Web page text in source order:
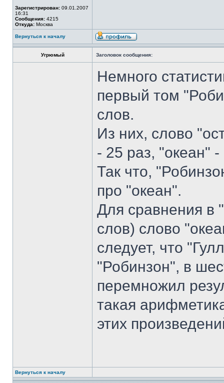
Зарегистрирован: 09.01.2007
16:31
Сообщения: 4215
Откуда: Москва
Вернуться к началу
Угрюмый Заголовок сообщения:
Немного
первый том
слов.
Из них, слово
- 25 раз, "океан" -
Так что,
про "океан".
Для сравнения в
слов) слово
следует, что
"Робинзон", в
перемножил
такая
этих
Вернуться к началу